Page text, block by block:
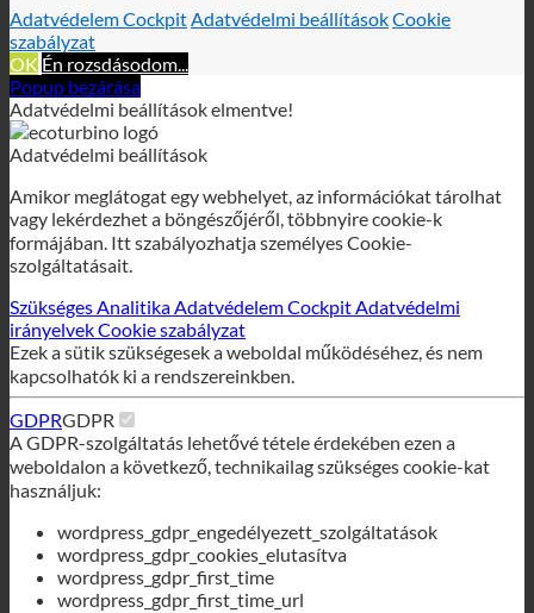
sütikre vonatkozó szabályzatunknak megfelelően.
Adatvédelem Cockpit
szabályzat
OKÉn rozsdásodom...
Popup bezárása
Adatvédelmi beállítások elmentve!
Adatvédelmi beállítások
Amikor meglátogat egy webhelyet, az információkat tárolhat
vagy lekérdezhet a böngészőjéről, többnyire cookie-k
szolgáltatásait.
SzükségesAnalitikaAdatvédelem CockpitAdatvédelmi
irányelvekCookie szabályzat
Ezek a sütik szükségesek a weboldal működéséhez, és nem
kapcsolhatók ki a rendszereinkben.
GDPRGDPR
A GDPR-szolgáltatás lehetővé tétele érdekében ezen a
weboldalon a következő, technikailag szükséges cookie-kat
használjuk:
wordpress_gdpr_engedélyezett_szolgáltatások
wordpress_gdpr_cookies_elutasítva